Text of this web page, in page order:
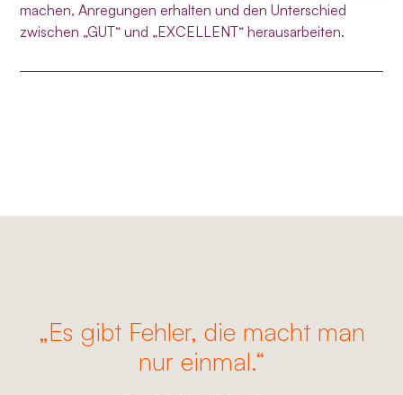
machen, Anregungen erhalten und den Unterschied
zwischen „GUT“ und „EXCELLENT“ herausarbeiten.
„Es gibt Fehler, die macht man
nur einmal.“